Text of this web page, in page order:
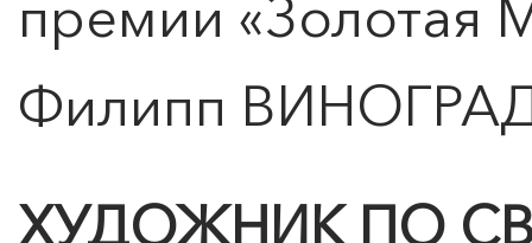
премии «Золотая
Филипп
ХУДОЖНИК ПО